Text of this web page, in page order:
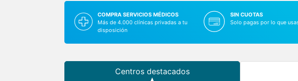
COMPRA SERVICIOS MÉDICOS
Más de 4.000 clínicas privadas a tu
disposición
SIN CUOTAS
Solo pagas por lo que
Centros destacados